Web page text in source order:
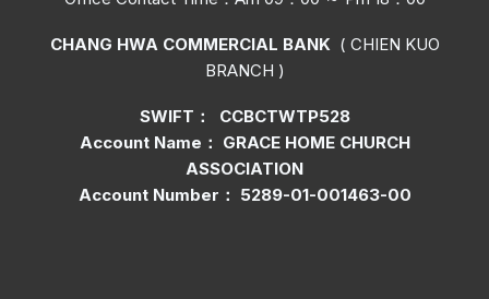
CHANG HWA COMMERCIAL BANK ( CHIEN KUO
BRANCH )
SWIFT： CCBCTWTP528
Account Name： GRACE HOME CHURCH
ASSOCIATION
Account Number： 5289-01-001463-00